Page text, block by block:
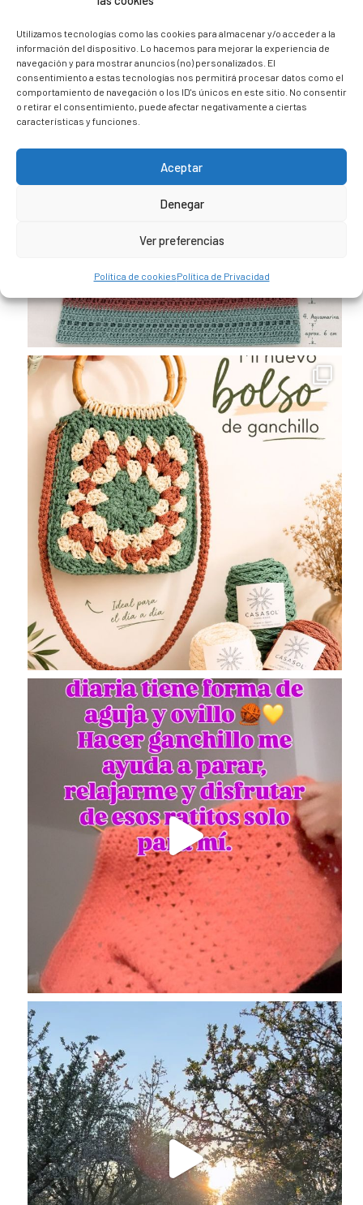
Utilizamos tecnologías como las cookies para almacenar y/o acceder a la
información del dispositivo. Lo hacemos para mejorar la experiencia de
navegación y para mostrar anuncios (no) personalizados. El
consentimiento a estas tecnologías nos permitirá procesar datos como el
comportamiento de navegación o los ID's únicos en este sitio. No consentir
o retirar el consentimiento, puede afectar negativamente a ciertas
características y funciones.
Aceptar
Denegar
Ver preferencias
Política de cookiesPolítica de Privacidad
@caravana_go Mi blog de viajes